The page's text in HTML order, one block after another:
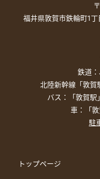
福井県敦賀市鉄輪町1
鉄道
北陸新幹線「敦賀
バス：「敦賀駅
車：「
駐
トップページ